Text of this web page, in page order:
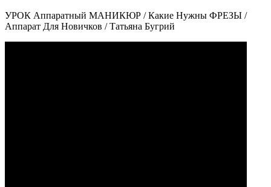
УРОК Аппаратный МАНИКЮР / Какие Нужны ФРЕЗЫ /
Аппарат Для Новичков / Татьяна Бугрий